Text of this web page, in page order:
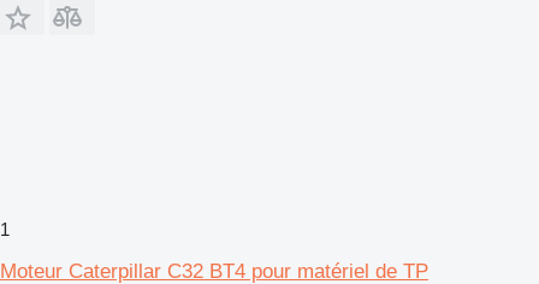
1
Moteur Caterpillar C32 BT4 pour matériel de TP